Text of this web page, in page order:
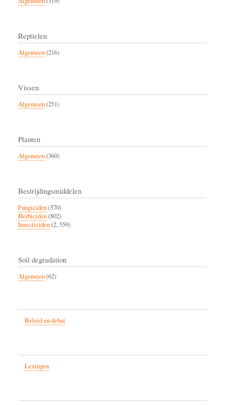
Reptielen
Algemeen(216)
Vissen
Algemeen(251)
Planten
Algemeen(360)
Bestrijdingsmiddelen
Fungiciden(570)
Herbiciden(802)
Insecticiden(2, 559)
Soil degradation
Algemeen(62)
Beleid en debat
Lezingen